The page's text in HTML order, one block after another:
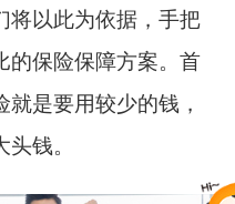
将以此为依据，手把
的保险保障方案。首
是要用较少的钱，
头钱。